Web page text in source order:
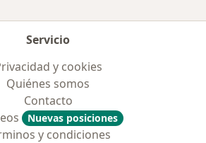
Servicio
y cookies
Quiénes somos
Contacto
Nuevas posiciones
y condiciones